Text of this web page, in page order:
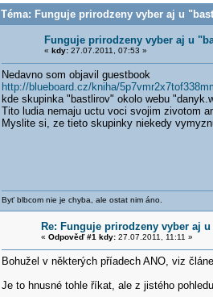
Téma: Funguje prirodzeny vyber aj u
Funguje prirodzeny vyber aj u
« kdy:27.07.2011, 07:53 »
Nedavno som objavil guestbook
http://blueboard.cz/kniha/
kde skupinka "bastlirov" okolo webu
Tito ludia nemaju uctu voci svojim zivotom
Myslite si, ze tieto skupinky niekedy
Byť blbcom nie je chyba, ale ostat nim áno.
Re: Funguje prirodzeny vyber aj
« Odpověď #1 kdy:27.07.2011, 11:11 »
Bohužel v některých příadech ANO, viz
Je to hnusné tohle říkat, ale z jistého